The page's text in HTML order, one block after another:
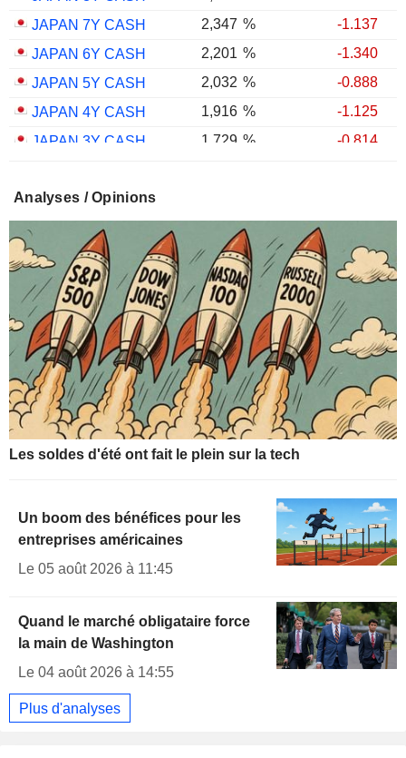
JAPAN 7Y CASH
2,347 %
-1.137
JAPAN 6Y CASH
2,201 %
-1.340
JAPAN 5Y CASH
2,032 %
-0.888
JAPAN 4Y CASH
1,916 %
-1.125
JAPAN 3Y CASH
1,729 %
-0.814
JAPAN 1Y CASH
Analyses / Opinions
Les soldes d'été ont fait le plein sur la tech
Un boom des bénéfices pour les
entreprises américaines
Le 05 août 2026 à 11:45
Quand le marché obligataire force
la main de Washington
Le 04 août 2026 à 14:55
Plus d'analyses